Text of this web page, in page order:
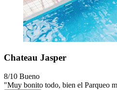
Chateau Jasper
8/10 Bueno
"Muy bonito todo, bien el Parqueo